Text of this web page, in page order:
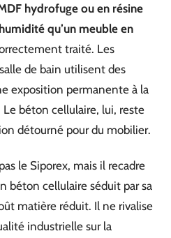
hydrofuge ou en résine
qu’un meuble en
traité. Les
de bain utilisent des
exposition permanente à la
béton cellulaire, lui, reste
détourné pour du mobilier.
le Siporex, mais il recadre
béton cellulaire séduit par sa
matière réduit. Il ne rivalise
industrielle sur la